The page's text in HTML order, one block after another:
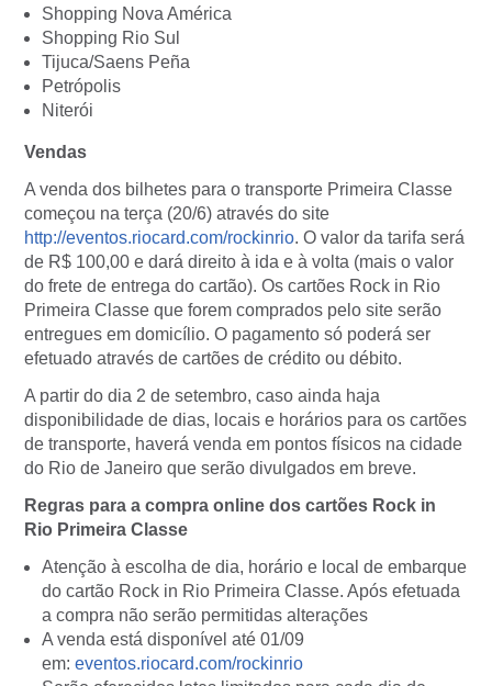
Shopping Nova América
Shopping Rio Sul
Tijuca/Saens Peña
Petrópolis
Niterói
Vendas
A venda dos bilhetes para o transporte Primeira Classe
começou na terça (20/6) através do site
http://eventos.riocard.com/rockinrio. O valor da tarifa será
de R$ 100,00 e dará direito à ida e à volta (mais o valor
do frete de entrega do cartão). Os cartões Rock in Rio
Primeira Classe que forem comprados pelo site serão
entregues em domicílio. O pagamento só poderá ser
efetuado através de cartões de crédito ou débito.
A partir do dia 2 de setembro, caso ainda haja
disponibilidade de dias, locais e horários para os cartões
de transporte, haverá venda em pontos físicos na cidade
do Rio de Janeiro que serão divulgados em breve.
Regras para a compra online dos cartões Rock in
Rio Primeira Classe
Atenção à escolha de dia, horário e local de embarque
do cartão Rock in Rio Primeira Classe. Após efetuada
a compra não serão permitidas alterações
A venda está disponível até 01/09
em: eventos.riocard.com/rockinrio